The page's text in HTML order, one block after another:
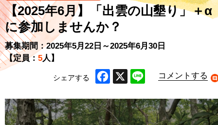
【2025年6月】「出雲の山墾り」＋α
に参加しませんか？
募集期間：2025年5月22日～2025年6月30日
【定員： 5人】
シェアする
コメントする